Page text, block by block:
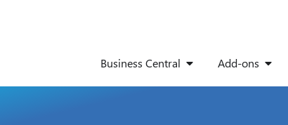
Business Central Add-ons